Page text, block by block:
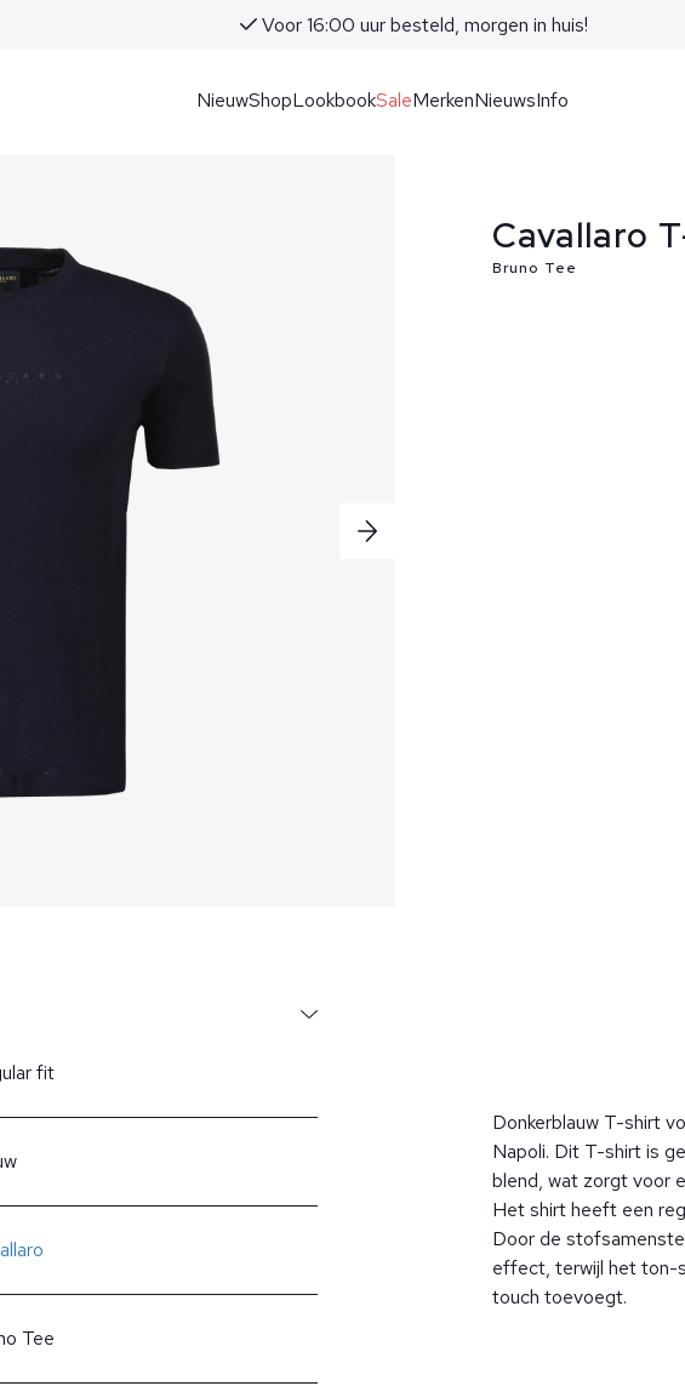
Voor 16:00 uur besteld, morgen in huis!
NieuwShopLookbookSaleMerkenNieuwsInfo
fit
Tee
Cavallaro
Bruno Tee
Donkerblauw T-shirt
Napoli. Dit T-shirt is
blend, wat zorgt voor
Het shirt heeft een
Door de
effect, terwijl het ton-
touch toevoegt.